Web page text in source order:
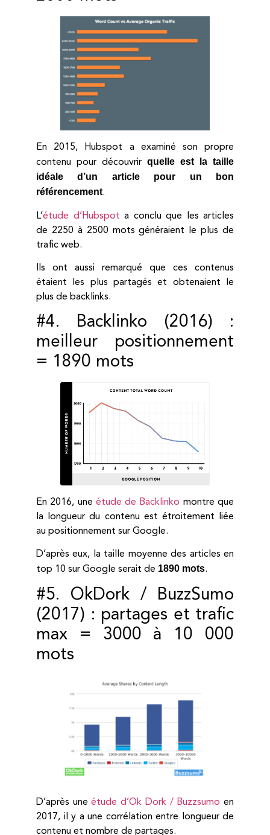
En 2015, Hubspot a examiné son propre
contenu pour découvrir quelle est la taille
idéale d’un article pour un bon
référencement.
L’étude d’Hubspot a conclu que les articles
de 2250 à 2500 mots généraient le plus de
trafic web.
Ils ont aussi remarqué que ces contenus
étaient les plus partagés et obtenaient le
plus de backlinks.
#4. Backlinko (2016) :
meilleur positionnement
= 1890 mots
En 2016, une étude de Backlinko montre que
la longueur du contenu est étroitement liée
au positionnement sur Google.
D’après eux, la taille moyenne des articles en
top 10 sur Google serait de 1890 mots.
#5. OkDork / BuzzSumo
(2017) : partages et trafic
max = 3000 à 10 000
mots
D’après uneétude d’Ok Dork / Buzzsumo en
2017, il y a une corrélation entre longueur de
contenu et nombre de partages.